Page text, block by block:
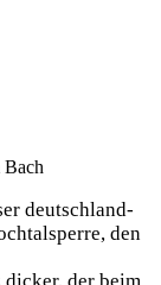
Bach
deutsch­land­
den
der beim